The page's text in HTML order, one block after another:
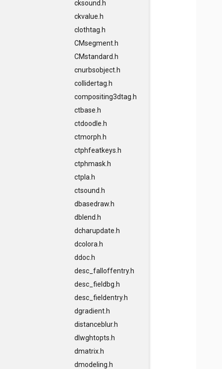
cksound.h
ckvalue.h
clothtag.h
CMsegment.h
CMstandard.h
cnurbsobject.h
collidertag.h
compositing3dtag.h
ctbase.h
ctdoodle.h
ctmorph.h
ctphfeatkeys.h
ctphmask.h
ctpla.h
ctsound.h
dbasedraw.h
dblend.h
dcharupdate.h
dcolora.h
ddoc.h
desc_falloffentry.h
desc_fieldbg.h
desc_fieldentry.h
dgradient.h
distanceblur.h
dlwghtopts.h
dmatrix.h
dmodeling.h